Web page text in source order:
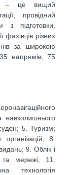
– це вищий
провідний
з підготовки,
фахівців різних
за широкою
напрямів, 75
навколишнього
5. Туризм;
8.
9. Облік і
та мережі; 11.
технологія